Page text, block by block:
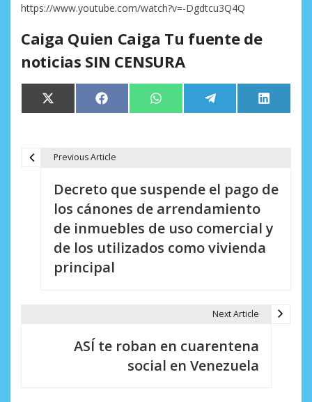
https://www.youtube.com/watch?v=-Dgdtcu3Q4Q
Caiga Quien Caiga Tu fuente de
noticias SIN CENSURA
Compartir
en
X
(Twitter)
Compartir
en
Facebook Compartir
en
WhatsApp Compartir
en
Telegram
en
LinkedIn
Previous Article
Decreto que suspende el pago de
los cánones de arrendamiento
de inmuebles de uso comercial y
de los utilizados como vivienda
principal
Next Article
ASÍ te roban en cuarentena
social en Venezuela